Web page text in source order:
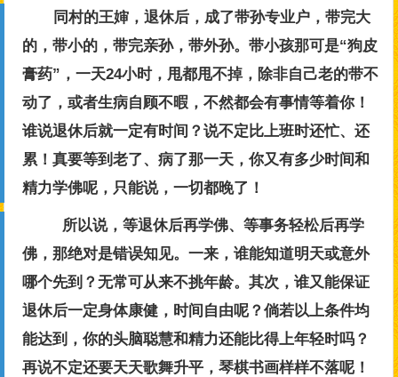
同村的王婶，退休后，成了带孙专业户，带完大
的，带小的，带完亲孙，带外孙。带小孩那可是“狗皮
膏药”，一天24小时，甩都甩不掉，除非自己老的带不
动了，或者生病自顾不暇，不然都会有事情等着你！
谁说退休后就一定有时间？说不定比上班时还忙、还
累！真要等到老了、病了那一天，你又有多少时间和
精力学佛呢，只能说，一切都晚了！
所以说，等退休后再学佛、等事务轻松后再学
佛，那绝对是错误知见。一来，谁能知道明天或意外
哪个先到？无常可从来不挑年龄。其次，谁又能保证
退休后一定身体康健，时间自由呢？倘若以上条件均
能达到，你的头脑聪慧和精力还能比得上年轻时吗？
再说不定还要天天歌舞升平，琴棋书画样样不落呢！